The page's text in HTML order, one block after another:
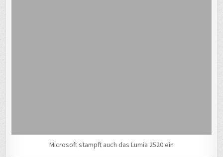
Microsoft stampft auch das Lumia 2520 ein